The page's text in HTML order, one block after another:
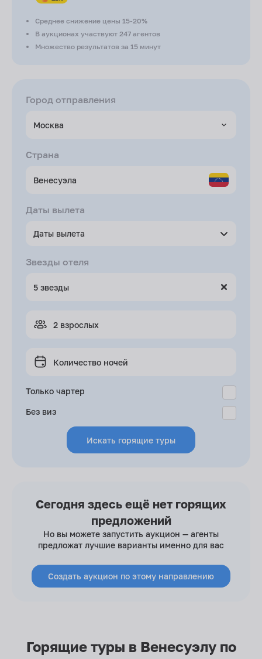
Среднее снижение цены 15-20%
В аукционах участвуют 247 агентов
Множество результатов за 15 минут
Город отправления
Страна
Даты вылета
Даты вылета
Звезды отеля
2 взрослых
Количество ночей
Только чартер
Без виз
Искать горящие туры
Сегодня здесь ещё нет горящих
предложений
Но вы можете запустить аукцион — агенты
предложат лучшие варианты именно для вас
Создать аукцион по этому направлению
Горящие туры в Венесуэлу по